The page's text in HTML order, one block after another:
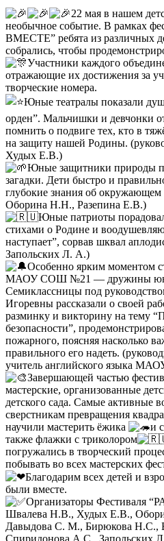
22 мая в нашем
необычное событие. В рамках
ВМЕСТЕ” ребята из различных
собрались, чтобы
Участники каждого
отражающие их достижения за
творческие номера.
Юные театралы показали
орден”. Мальчишки и девчонки
помнить о подвиге тех, кто в
на защиту нашей Родины.
Худых Е.В.)
Юные защитники природы
загадки. Дети быстро и
глубокие знания об окружающем
Оборина Н.Н., Разепина Е.В.)
Юные патриоты
стихами о Родине и
наступает”, сорвав шквал
Запольских Л. А.)
Особенно ярким моментом
МАОУ СОШ №21 — дружины
Семиклассницы под
Игоревны рассказали о своей
разминку и викторину на тему
безопасности”,
пожарного, поясняя насколько
правильного его надеть.
учитель английского языка
Завершающей частью
мастерские, организованные
детского сада. Самые активные
сверстникам превращения
научили мастерить ёжика
и
также флажки с триколором
погружались в творческий
побывать во всех мастерских
Благодарим всех детей и
были вместе.
Организаторы
Швалева Н.В., Худых Е.В.,
Давыдова С. М., Бирюкова Н.С.,
Спиридонова А.С., Запольских